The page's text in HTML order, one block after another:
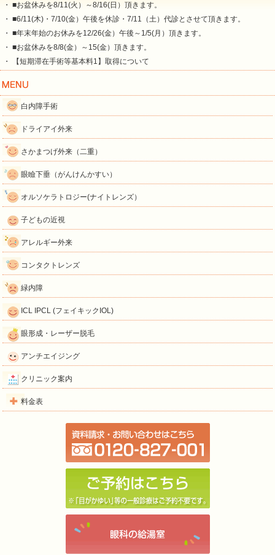
・ ■お盆休みを8/11(火）～8/16(日）頂きます。
・ ■6/11(木)・7/10(金）午後を休診・7/11（土）代診とさせて頂きます。
・ ■年末年始のお休みを12/26(金）午後～1/5(月）頂きます。
・ ■お盆休みを8/8(金）～15(金）頂きます。
・ 【短期滞在手術等基本料1】取得について
白内障手術
ドライアイ外来
さかまつげ外来（二重）
眼瞼下垂（がんけんかすい）
オルソケラトロジー(ナイトレンズ）
子どもの近視
アレルギー外来
コンタクトレンズ
緑内障
ICL IPCL (フェイキックIOL)
眼形成・レーザー脱毛
アンチエイジング
クリニック案内
料金表